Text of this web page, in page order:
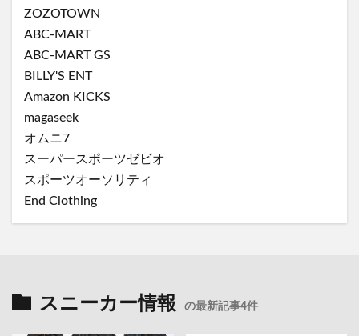
ZOZOTOWN
ABC-MART
ABC-MART GS
BILLY'S ENT
Amazon KICKS
magaseek
オムニ7
スーパースポーツゼビオ
スポーツオーソリティ
End Clothing
スニーカー情報 の最新記事4件